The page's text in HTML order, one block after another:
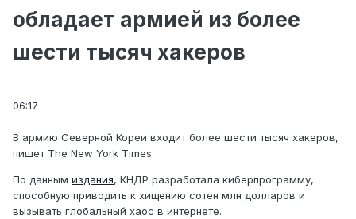
обладает армией из более
шести тысяч хакеров
06:17
В армию Северной Кореи входит более шести тысяч хакеров,
пишет The New York Times.
По данным издания, КНДР разработала киберпрограмму,
способную приводить к хищению сотен млн долларов и
вызывать глобальный хаос в интернете.